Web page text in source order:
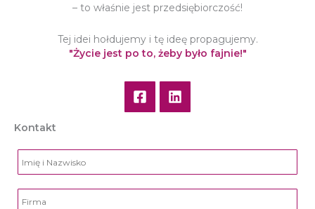
– to właśnie jest przedsiębiorczość!
Tej idei hołdujemy i tę ideę propagujemy.
"Życie jest po to, żeby było fajnie!"
Kontakt